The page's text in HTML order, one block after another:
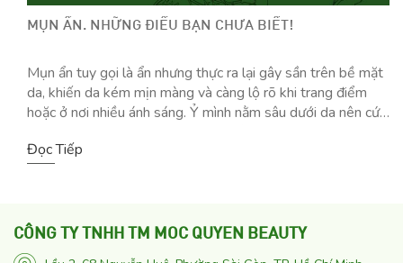
MỤN ẨN. NHỮNG ĐIỀU BẠN CHƯA BIẾT!
Mụn ẩn tuy gọi là ẩn nhưng thực ra lại gây sần trên bề mặt
da, khiến da kém mịn màng và càng lộ rõ khi trang điểm
hoặc ở nơi nhiều ánh sáng. Ỷ mình nằm sâu dưới da nên cứ
sần […]
Đọc Tiếp
CÔNG TY TNHH TM MOC QUYEN BEAUTY